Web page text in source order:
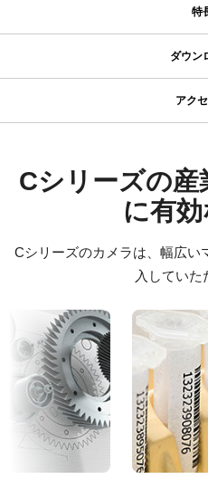
特
カメラタイプ
エリアスキャン
カラー
2 MP
規格 横x縦
1620 x 1220 px
フレームレート/ラインレート
ダウン
Control tool - CM-CB-200-
Control tool - CM-CB-200-
証明書類
RoHS Declaration - CB-
その他
CAD file - C Series 140-200
カメラセレクションガイド
アク
055シリーズ
JAIカメラ専用 ACアダプタ VA-
ご注文の際にはBもしくはFをご
定格出力電流：3A
入力電源電圧：AC100V-240V (1
電源周波数： 50/60Hz
動作温度：-10～+50℃
動作湿度：20％～85％（但し結
外形寸法：43(W) ｘ 30(H) ｘ
質量：285g/277g ケーブル長：
Cシリーズの
に有
Cシリーズのカメラは、幅広い
入していた